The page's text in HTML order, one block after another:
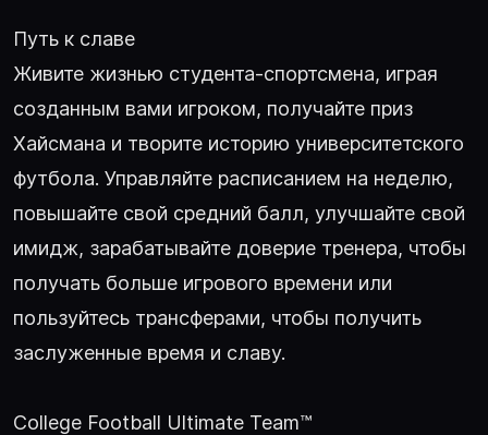
Путь к славе
Живите жизнью студента-спортсмена, играя
созданным вами игроком, получайте приз
Хайсмана и творите историю университетского
футбола. Управляйте расписанием на неделю,
повышайте свой средний балл, улучшайте свой
имидж, зарабатывайте доверие тренера, чтобы
получать больше игрового времени или
пользуйтесь трансферами, чтобы получить
заслуженные время и славу.
College Football Ultimate Team™